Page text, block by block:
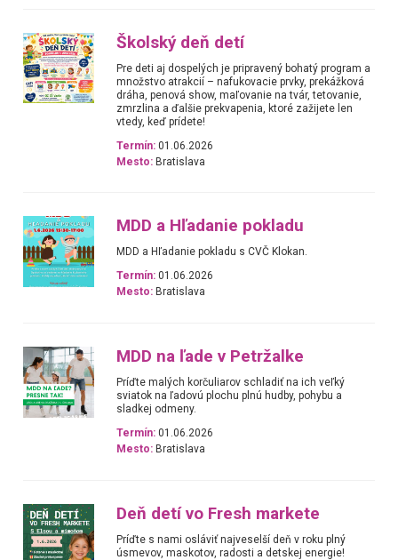
Školský deň detí
Pre deti aj dospelých je pripravený bohatý program a
množstvo atrakcií – nafukovacie prvky, prekážková
dráha, penová show, maľovanie na tvár, tetovanie,
zmrzlina a ďalšie prekvapenia, ktoré zažijete len
vtedy, keď prídete!
Termín: 01.06.2026
Mesto: Bratislava
MDD a Hľadanie pokladu
MDD a Hľadanie pokladu s CVČ Klokan.
Termín: 01.06.2026
Mesto: Bratislava
MDD na ľade v Petržalke
Príďte malých korčuliarov schladiť na ich veľký
sviatok na ľadovú plochu plnú hudby, pohybu a
sladkej odmeny.
Termín: 01.06.2026
Mesto: Bratislava
Deň detí vo Fresh markete
Príďte s nami osláviť najveselší deň v roku plný
úsmevov, maskotov, radosti a detskej energie!